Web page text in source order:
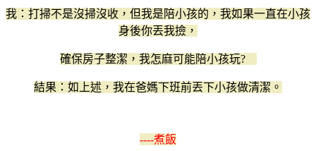
我：打掃不是沒掃沒收，但我是陪小孩的，我如果一直在小孩
身後你丟我撿，
確保房子整潔，我怎麻可能陪小孩玩?
結果：如上述，我在爸媽下班前丟下小孩做清潔。
----煮飯